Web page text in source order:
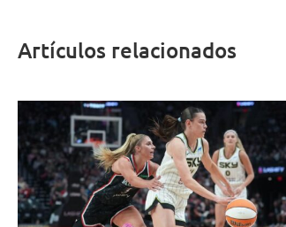
Artículos relacionados